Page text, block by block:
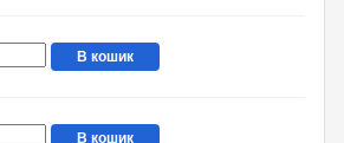
В кошик
В кошик